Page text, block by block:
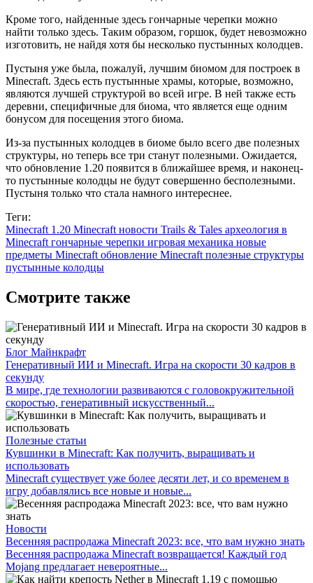
Кроме того, найденные здесь гончарные черепки можно
найти только здесь. Таким образом, горшок, будет невозможно
изготовить, не найдя хотя бы несколько пустынных колодцев.
Пустыня уже была, пожалуй, лучшим биомом для построек в
Minecraft. Здесь есть пустынные храмы, которые, возможно,
являются лучшей структурой во всей игре. В ней также есть
деревни, специфичные для биома, что является еще одним
бонусом для посещения этого биома.
Из-за пустынных колодцев в биоме было всего две полезных
структуры, но теперь все три станут полезными. Ожидается,
что обновление 1.20 появится в ближайшее время, и наконец-
то пустынные колодцы не будут совершенно бесполезными.
Пустыня только что стала намного интереснее.
Теги:
Minecraft 1.20 Minecraft новости Trails & Tales археология в
Minecraft гончарные черепки игровая механика новые
предметы Minecraft обновление Minecraft полезные структуры
пустынные колодцы
Смотрите также
Блог Майнкрафт
Генеративный ИИ и Minecraft. Игра на скорости 30 кадров в
секунду
В мире, где технологии развиваются с головокружительной
скоростью, генеративный искусственный...
Полезные статьи
Кувшинки в Minecraft: Как получить, выращивать и
использовать
Minecraft существует уже более десяти лет, и со временем в
игру добавлялись все новые и новые...
Новости
Весенняя распродажа Minecraft 2023: все, что вам нужно знать
Весенняя распродажа Minecraft возвращается! Каждый год
Mojang предлагает невероятные...